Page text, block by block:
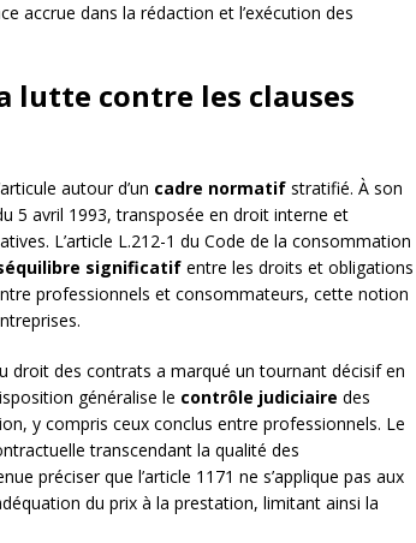
accrue dans la rédaction et l’exécution des
lutte contre les clauses
autour d’un cadre normatif stratifié. À son
5 avril 1993, transposée en droit interne et
L’article L.212-1 du Code de la consommation
significatif entre les droits et obligations
professionnels et consommateurs, cette notion
droit des contrats a marqué un tournant décisif en
généralise le contrôle judiciaire des
y compris ceux conclus entre professionnels. Le
transcendant la qualité des
préciser que l’article 1171 ne s’applique pas aux
du prix à la prestation, limitant ainsi la